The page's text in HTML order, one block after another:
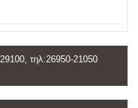
τηλ:26950-21050